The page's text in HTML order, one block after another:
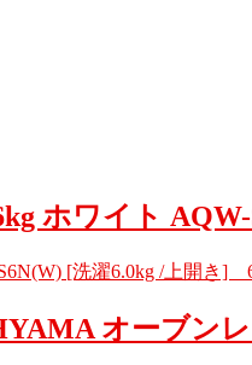
ホワイト
[洗濯6.0kg /上開
オーブン